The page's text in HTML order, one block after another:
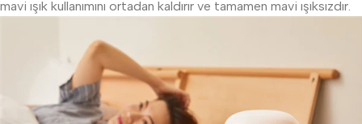
mavi ışık kullanımını ortadan kaldırır ve tamamen mavi ışıksızdır.